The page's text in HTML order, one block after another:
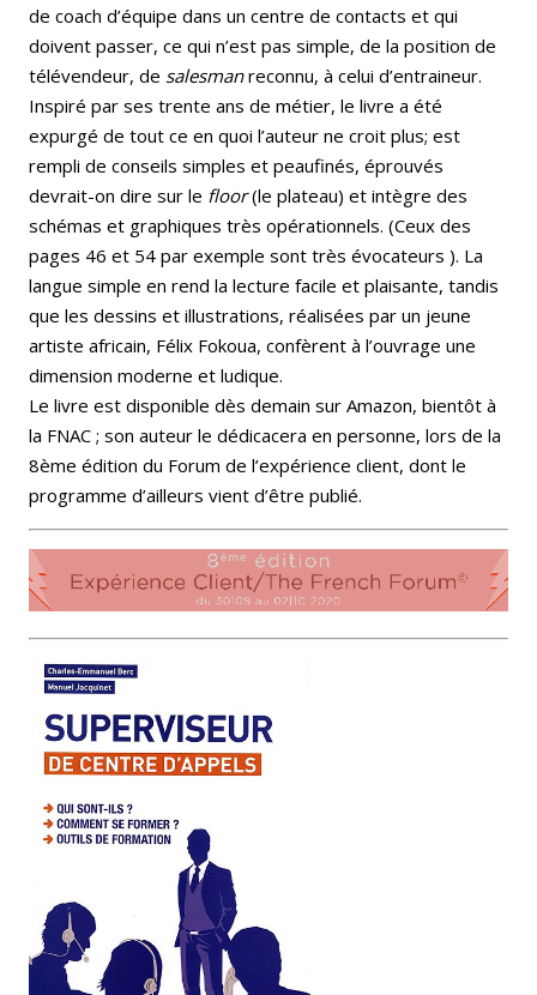
de coach d’équipe dans un centre de contacts et qui
doivent passer, ce qui n’est pas simple, de la position de
télévendeur, de salesmanreconnu, à celui d’entraineur.
Inspiré par ses trente ans de métier, le livre a été
expurgé de tout ce en quoi l’auteur ne croit plus; est
rempli de conseils simples et peaufinés, éprouvés
devrait-on dire sur le floor(le plateau) et intègre des
schémas et graphiques très opérationnels. (Ceux des
pages 46 et 54 par exemple sont très évocateurs ). La
langue simple en rend la lecture facile et plaisante, tandis
que les dessins et illustrations, réalisées par un jeune
artiste africain, Félix Fokoua, confèrent à l’ouvrage une
dimension moderne et ludique.
Le livre est disponible dès demain sur Amazon, bientôt à
la FNAC ; son auteur le dédicacera en personne, lors de la
8ème édition du Forum de l’expérience client, dont le
programme d’ailleurs vient d’être publié.